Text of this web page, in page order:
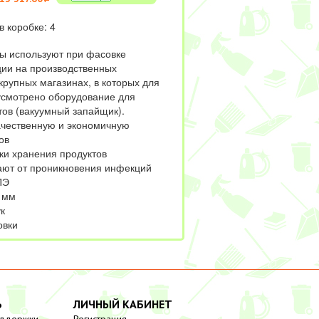
коробке: 4
используют при фасовке
на производственных
магазинах, в которых для
оборудование для
(вакуумный запайщик).
и экономичную
хранения продуктов
от проникновения инфекций
мм
ЛИЧНЫЙ КАБИНЕТ